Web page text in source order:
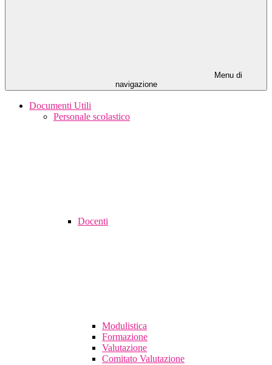
Menu di
navigazione
Documenti Utili
Personale scolastico
Docenti
Modulistica
Formazione
Valutazione
Comitato Valutazione